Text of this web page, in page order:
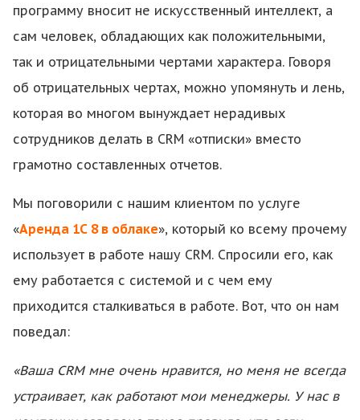
программу вносит не искусственный интеллект, а
сам человек, обладающих как положительными,
так и отрицательными чертами характера. Говоря
об отрицательных чертах, можно упомянуть и лень,
которая во многом вынуждает нерадивых
сотрудников делать в CRM «отписки» вместо
грамотно составленных отчетов.
Мы поговорили с нашим клиентом по услуге
«Аренда 1С 8 в облаке», который ко всему прочему
использует в работе нашу CRM. Спросили его, как
ему работается с системой и с чем ему
приходится сталкиваться в работе. Вот, что он нам
поведал:
«Ваша CRM мне очень нравится, но меня не всегда
устраивает, как работают мои менеджеры. У нас в